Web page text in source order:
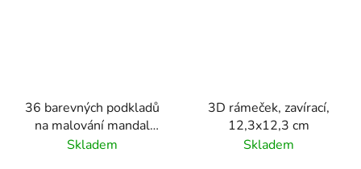
36 barevných podkladů
na malování mandal
(28x28 cm)
Skladem
3D rámeček, zavírací,
12,3x12,3 cm
Skladem